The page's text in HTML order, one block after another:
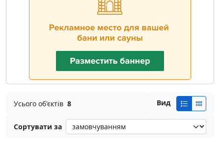
Усього об'єктів 8 Вид
Сортувати за